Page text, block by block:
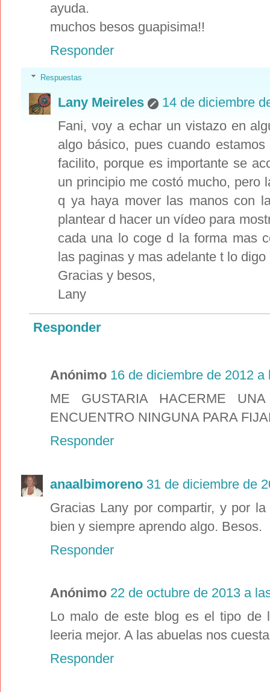
ayuda.
muchos besos guapisima!!
Responder
Respuestas
Lany Meireles
14 de diciembre
Fani, voy a echar un vistazo en
algo básico, pues cuando
facilito, porque es importante se
un principio me costó mucho, pero
q ya haya mover las manos con
plantear d hacer un vídeo para
cada una lo coge d la forma mas
las paginas y mas adelante t lo digo
Gracias y besos,
Lany
Responder
Anónimo 16 de diciembre de 2012 a
ME GUSTARIA HACERME
ENCUENTRO NINGUNA PARA
Responder
anaalbimoreno 31 de diciembre de
Gracias Lany por compartir, y por
bien y siempre aprendo algo. Besos.
Responder
Anónimo 22 de octubre de 2013 a
Lo malo de este blog es el tipo de
leeria mejor. A las abuelas nos
Responder